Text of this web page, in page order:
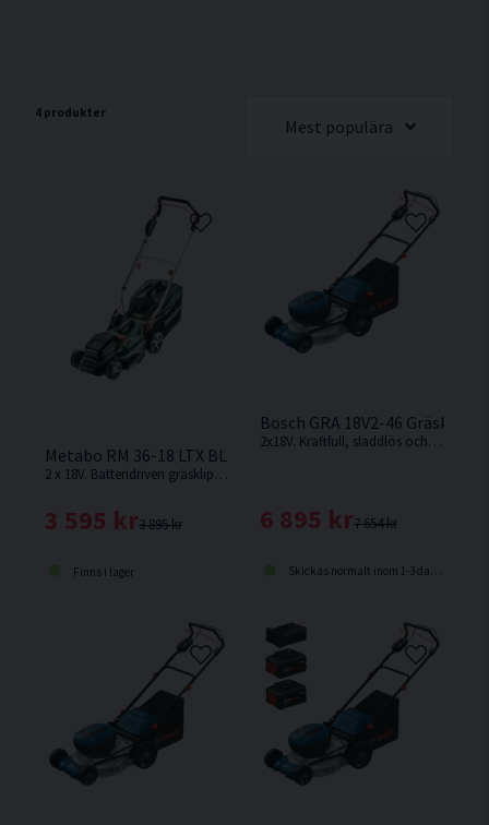
4 produkter
Mest populära
Metabo RM 36-18 LTX BL 36 Gräsklippare 36cm 2x18V
2 x 18V. Batteridriven gräsklippare från Metabo som använder sig av dubbla 18V batterier för drift med en klippbredd på 36cm.
3 895 kr
3 595 kr
Finns i lager
Bosch GRA 18V2-46
2x18V. Kraftfull, sladdlös och borstlös gräsklippare för bekvämt och enkelt arbete från Bosch.
7 654 kr
6 895 kr
Skickas normalt inom 1-3 dagar